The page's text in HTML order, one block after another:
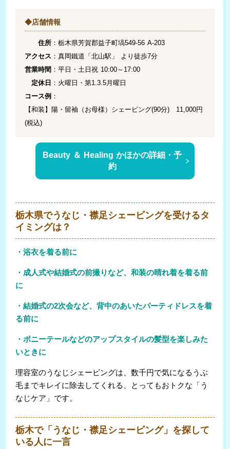
◆店舗情報
住所 ：栃木県芳賀郡益子町塙549-56 A-203
アクセス ：真岡鐵道「北山駅」 より徒歩7分
営業時間 ：平日・土日祝 10:00～17:00
定休日 ： 火曜日・第1.3.5月曜日
コース例 ：
【和装】陽・留袖（お母様）シェービング(90分) 11,000円
(税込)
Beauty ＆ Healing かほかの詳細・予
約
栃木県でうなじ・襟足シェービングを受けるタ
イミングは？
・浴衣を着る前に
・成人式や結婚式の前撮りなど、和装の晴れ着を着る前
に
・結婚式の2次会など、背中のあいたパーティドレスを着
る前に
・ポニーテールなどのアップスタイルの髪型を楽しみた
いときに
理容室のうなじシェービングは、数千円で気になるうぶ
毛までキレイに除去してくれる、とってもおトクな「う
なじケア」です。
栃木で「うなじ・襟足シェービング」を探して
いる人に一言